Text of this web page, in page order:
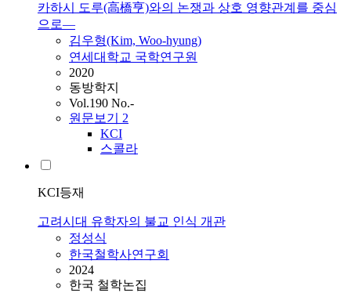
카하시 도루(高橋亨)와의 논쟁과 상호 영향관계를 중심
으로—
김우형(Kim, Woo-hyung)
연세대학교 국학연구원
2020
동방학지
Vol.190 No.-
원문보기 2
KCI
스콜라
KCI등재
고려시대 유학자의 불교 인식 개관
정성식
한국철학사연구회
2024
한국 철학논집